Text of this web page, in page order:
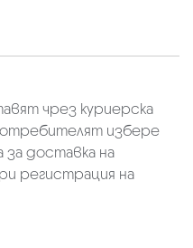
чрез куриерскa
избере
доставка на
регистрация на